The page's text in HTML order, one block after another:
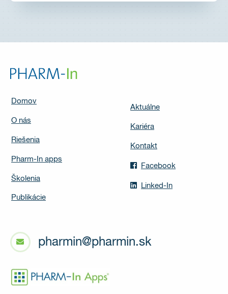
Domov
O nás
Riešenia
Pharm-In apps
Školenia
Publikácie
Aktuálne
Kariéra
Kontakt
Facebook
Linked-In
pharmin@pharmin.sk